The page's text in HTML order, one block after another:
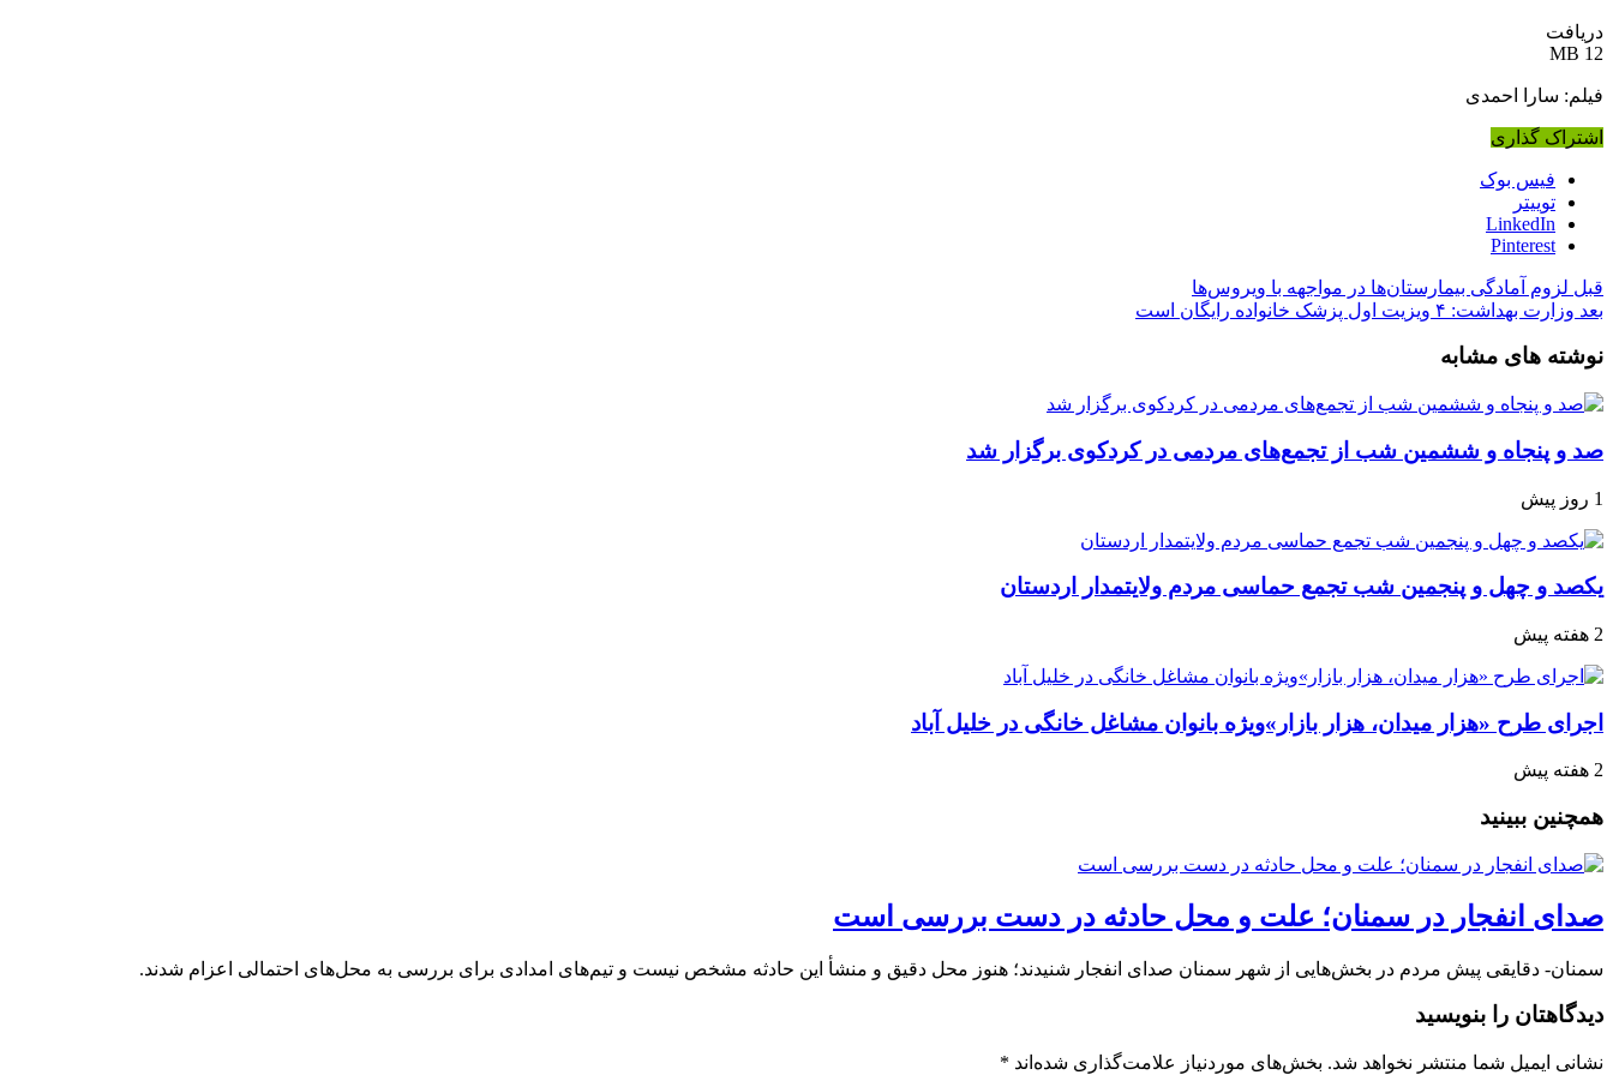
دریافت
12 MB
فیلم: سارا احمدی
اشتراک گذاری
فیس بوک
توییتر
LinkedIn
Pinterest
قبل لزوم آمادگی بیمارستان‌ها در مواجهه با ویروس‌ها
بعد وزارت بهداشت: ۴ ویزیت اول پزشک خانواده رایگان است
نوشته های مشابه
صد و پنجاه‌ و ششمین شب از تجمع‌های مردمی در کردکوی برگزار شد
1 روز پیش
یکصد و چهل و پنجمین شب تجمع‌ حماسی مردم‌ ولایتمدار اردستان
2 هفته پیش
اجرای طرح «هزار میدان، هزار بازار»ویژه بانوان مشاغل خانگی در خلیل آباد
2 هفته پیش
همچنین ببینید
صدای انفجار در سمنان؛ علت و محل حادثه در دست بررسی است
سمنان- دقایقی پیش مردم در بخش‌هایی از شهر سمنان صدای انفجار شنیدند؛ هنوز محل دقیق و منشأ این حادثه مشخص نیست و تیم‌های امدادی برای بررسی به محل‌های احتمالی اعزام شدند.
دیدگاهتان را بنویسید
نشانی ایمیل شما منتشر نخواهد شد. بخش‌های موردنیاز علامت‌گذاری شده‌اند *